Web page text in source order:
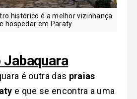
histórico é a melhor vizinhança
hospedar em Paraty
Jabaquara
é outra das praias
e que se encontra a uma